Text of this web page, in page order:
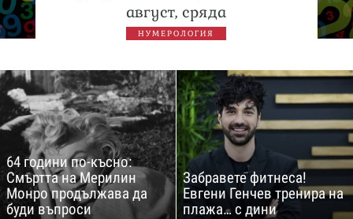
август, сряда
НУМЕРОЛОГИЯ
64 години по-късно:
Смъртта на Мерилин
Монро продължава да
буди въпроси
Забравете фитнеса!
Евгени Генчев тренира на
плажа… с дини